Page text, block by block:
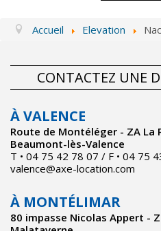
Accueil Elevation
CONTACTEZ UNE
À VALENCE
Route de Montéléger - ZA La
Beaumont-lès-Valence
T • 04 75 42 78 07 / F • 04 75
valence@axe-location.com
À MONTÉLIMAR
80 impasse Nicolas Appert -